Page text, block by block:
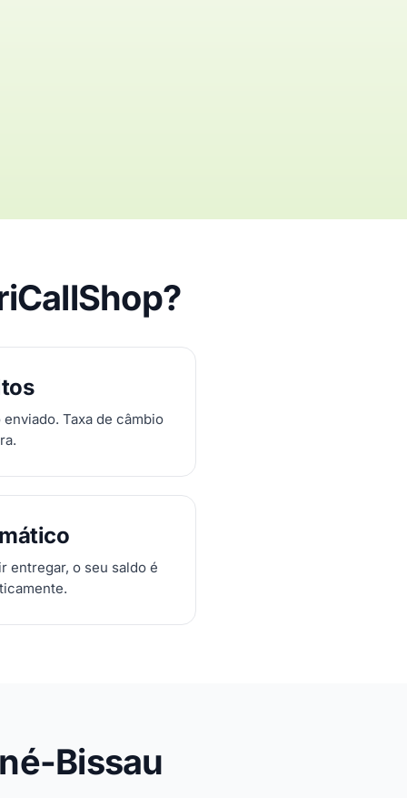
Taxa de câmbio
entregar, o seu saldo é
Bissau